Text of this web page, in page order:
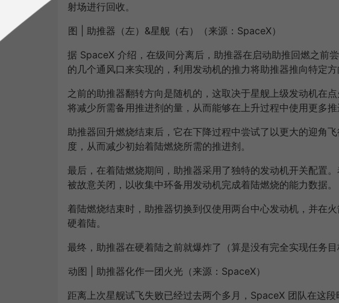
射场进行回收。
图 | 助推器（左）&星舰（右）（来源：SpaceX）
据 SpaceX 介绍，在级间分离后，助推器在启动助推回燃之前
的几个通风口来实现的，利用发动机的推力将助推器推向特定方
之前的助推器翻转方向是随机的，这取决于星舰上级发动机在
将减少所需备用推进剂的量，从而能够在上升过程中使用更多推
助推器回升燃烧结束后，它在下降过程中尝试了以更大的迎角
度，从而减少初始着陆燃烧所需的推进剂。
最后，在着陆燃烧期间，助推器采用了独特的发动机开关配置
被故意关闭，以收集中环备用发动机完成着陆燃烧的能力数据。
着陆燃烧结束时，助推器切换到仅使用两台中心发动机，并在
硬着陆。
最终，助推器在硬着陆之前就爆炸了（算是没有完全实现任务目
动图 | 助推器化作一团火光（来源：SpaceX）
距离上次星舰试飞失败已经过去两个多月，SpaceX 团队在这